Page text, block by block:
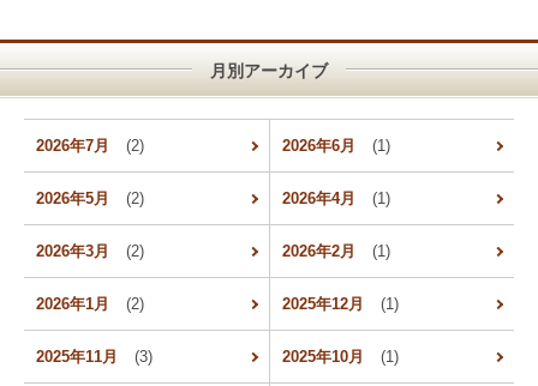
月別アーカイブ
2026年7月 (2) 2026年6月 (1)
2026年5月 (2) 2026年4月 (1)
2026年3月 (2) 2026年2月 (1)
2026年1月 (2) 2025年12月 (1)
2025年11月 (3) 2025年10月 (1)